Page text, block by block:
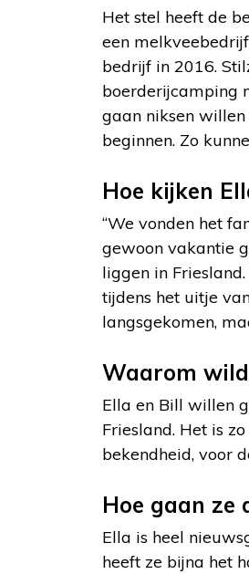
Het stel heeft de
een
bedrijf in 2016.
boerderijcamping
gaan niksen
beginnen. Zo
Hoe kijken
“We vonden het
gewoon vakantie
liggen in
tijdens het uitje
langsgekomen,
Waarom
Ella en Bill willen
Friesland. Het is
bekendheid, voor
Hoe gaan ze
Ella is heel
heeft ze bijna het